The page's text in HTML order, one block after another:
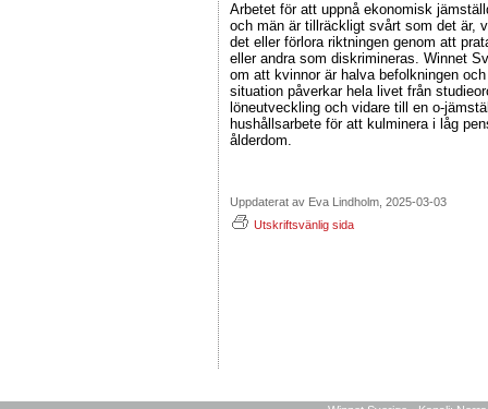
Arbetet för att uppnå ekonomisk
och män är tillräckligt svårt som det är,
det eller förlora riktningen genom att
eller andra som diskrimineras. Winnet
om att kvinnor är halva befolkningen
situation påverkar hela livet från
löneutveckling och vidare till en o-
hushållsarbete för att kulminera i låg
ålderdom.
Uppdaterat av Eva Lindholm, 2025-03-03
Utskriftsvänlig sida